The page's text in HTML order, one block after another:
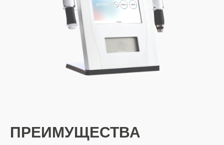
ПРЕИМУЩЕСТВА